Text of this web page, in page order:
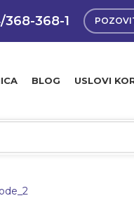
368-1
BLOG USLOVI